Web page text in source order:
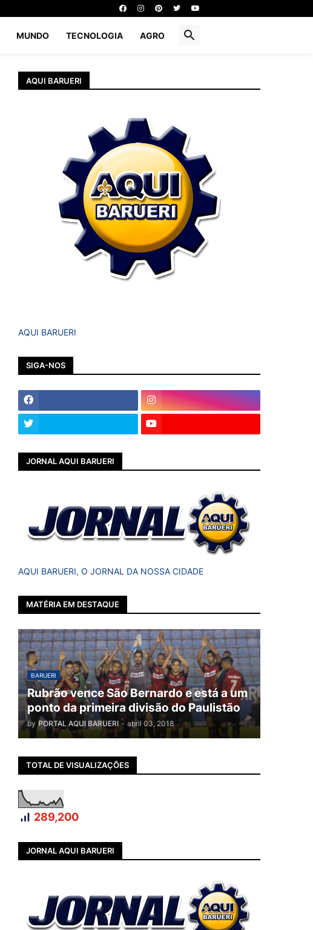
MUNDO TECNOLOGIA AGRO
AQUI BARUERI
AQUI BARUERI
SIGA-NOS
JORNAL AQUI BARUERI
AQUI BARUERI, O JORNAL DA NOSSA CIDADE
MATÉRIA EM DESTAQUE
BARUERI
Rubrão vence São Bernardo e está a um
ponto da primeira divisão do Paulistão
by PORTAL AQUI BARUERI - abril 03, 2018
TOTAL DE VISUALIZAÇÕES
289,200
JORNAL AQUI BARUERI